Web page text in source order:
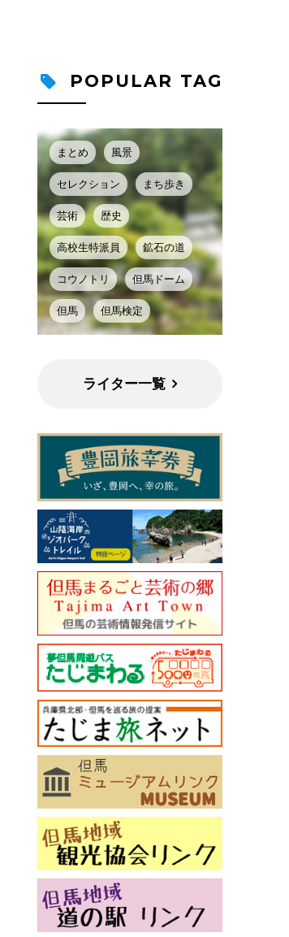
POPULAR TAG
まとめ 風景
セレクション まち歩き
芸術 歴史
高校生特派員 鉱石の道
コウノトリ 但馬ドーム
但馬 但馬検定
ライター一覧